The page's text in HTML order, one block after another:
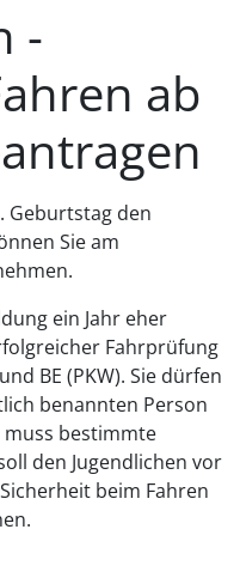
-
ab
Geburtstag den
Sie am
ein Jahr eher
Fahrprüfung
BE (PKW). Sie dürfen
benannten Person
bestimmte
den Jugendlichen vor
beim Fahren